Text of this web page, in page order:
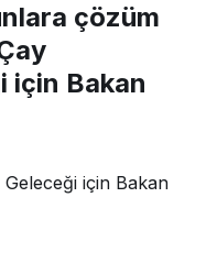
çözüm
için Bakan